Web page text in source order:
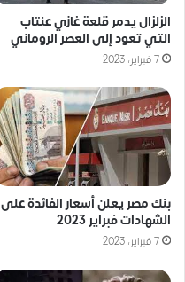
الزلزال يدمر قلعة غازي عنتاب
التي تعود إلى العصر الروماني
7 فبراير، 2023
بنك مصر يعلن أسعار الفائدة على
الشهادات فبراير 2023
7 فبراير، 2023